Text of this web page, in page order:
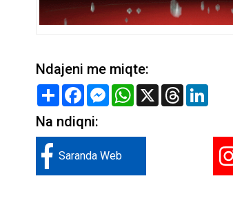
Ndajeni me miqte:
Share FacebookMessenger
WhatsApp
X Threads
Na ndiqni:
Saranda Web